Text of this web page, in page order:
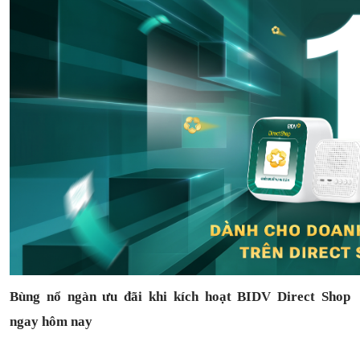
Bùng nổ ngàn ưu đãi khi kích hoạt BIDV Direct Shop
ngay hôm nay